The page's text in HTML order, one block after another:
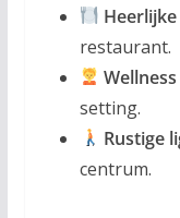
restaurant.
setting.
Rustige
centrum.